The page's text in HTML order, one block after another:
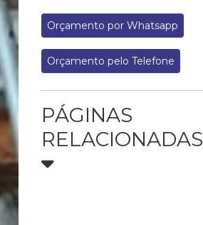
Orçamento por Whatsapp
Orçamento pelo Telefone
PÁGINAS
RELACIONADAS